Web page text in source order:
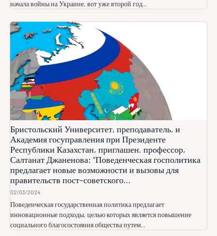
начала войны на Украине, вот уже второй год...
Бристольский Университет, преподаватель, и
Академия госуправления при Президенте
Республики Казахстан, приглашен. профессор,
Салтанат Джаненова: “Поведенческая госполитика
предлагает новые возможности и вызовы для
правительств пост-советского...
02/03/2024
Поведенческая государственная политика предлагает
инновационные подходы, целью которых является повышение
социального благосостояния общества путем...